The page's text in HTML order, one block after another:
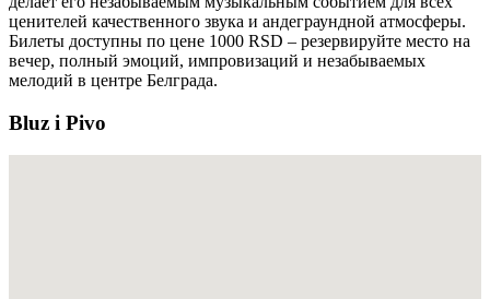
ценителей качественного звука и андеграундной атмосферы.
Билеты доступны по цене 1000 RSD – резервируйте место на
вечер, полный эмоций, импровизаций и незабываемых
мелодий в центре Белграда.
Bluz i Pivo